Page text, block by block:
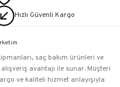
Hızlı Güvenli Kargo
saç bakım ürünleri ve
avantajı ile sunar. Müşteri
ve kaliteli hizmet anlayışıyla